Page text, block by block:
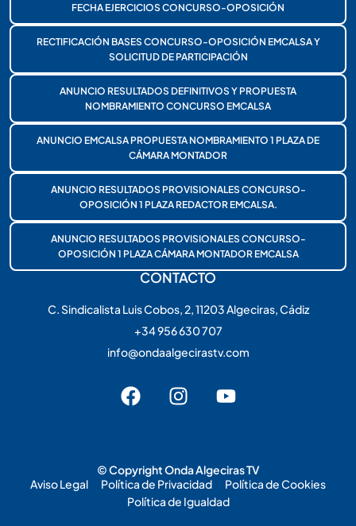
FECHA EJERCICIOS CONCURSO-OPOSICIÓN
RECTIFICACIÓN BASES CONCURSO-OPOSICIÓN EMCALSA Y
SOLICITUD DE PARTICIPACIÓN
ANUNCIO RESULTADOS DEFINITIVOS Y PROPUESTA
NOMBRAMIENTO CONCURSO EMCALSA
ANUNCIO EMCALSA PROPUESTA NOMBRAMIENTO 1 PLAZA DE
CÁMARA MONTADOR
ANUNCIO RESULTADOS PROVISIONALES CONCURSO-
OPOSICIÓN 1 PLAZA REDACTOR EMCALSA.
ANUNCIO RESULTADOS PROVISIONALES CONCURSO-
OPOSICIÓN 1 PLAZA CÁMARA MONTADOR EMCALSA
CONTACTO
C. Sindicalista Luis Cobos, 2, 11203 Algeciras, Cádiz
+34 956 630 707
info@ondaalgecirastv.com
© Copyright Onda Algeciras TV
Aviso Legal
Política de Privacidad
Política de Cookies
Política de Igualdad